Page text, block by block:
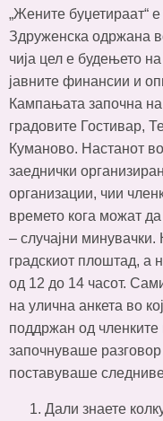
„Жените буџетираат“
Здруженска одржана
чија цел е будењето
јавните финансии и
Кампањата започна
градовите Гостивар,
Куманово. Настанот
заеднички
организации, чии
времето кога можат
– случајни минувачки.
градскиот плоштад, а
од 12 до 14 часот.
на улична анкета во
поддржан од членките
започнуваше
поставуваше
Дали знаете